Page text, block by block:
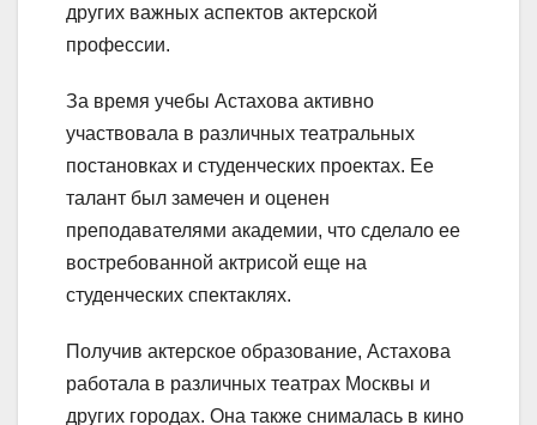
других важных аспектов актерской
профессии.
За время учебы Астахова активно
участвовала в различных театральных
постановках и студенческих проектах. Ее
талант был замечен и оценен
преподавателями академии, что сделало ее
востребованной актрисой еще на
студенческих спектаклях.
Получив актерское образование, Астахова
работала в различных театрах Москвы и
других городах. Она также снималась в кино